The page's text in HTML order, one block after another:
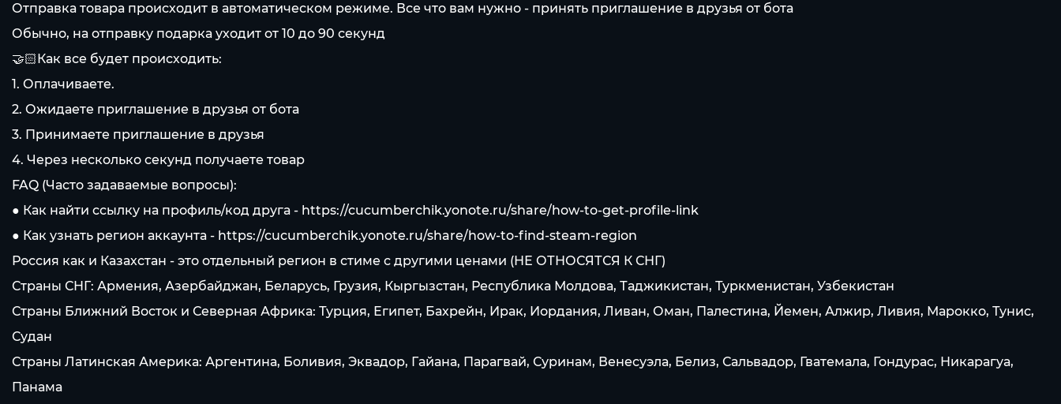
Отправка товара происходит в автоматическом режиме. Все что вам нужно - принять приглашение в друзья от бота
Обычно, на отправку подарка уходит от 10 до 90 секунд
🤝🏻Как все будет происходить:
1. Оплачиваете.
2. Ожидаете приглашение в друзья от бота
3. Принимаете приглашение в друзья
4. Через несколько секунд получаете товар
FAQ (Часто задаваемые вопросы):
● Как найти ссылку на профиль/код друга - https://cucumberchik.yonote.ru/share/how-to-get-profile-link
● Как узнать регион аккаунта - https://cucumberchik.yonote.ru/share/how-to-find-steam-region
Россия как и Казахстан - это отдельный регион в стиме c другими ценами (НЕ ОТНОСЯТСЯ К СНГ)
Страны СНГ: Армения, Азербайджан, Беларусь, Грузия, Кыргызстан, Республика Молдова, Таджикистан, Туркменистан, Узбекистан
Страны Ближний Восток и Северная Африка: Турция, Египет, Бахрейн, Ирак, Иордания, Ливан, Оман, Палестина, Йемен, Алжир, Ливия, Марокко, Тунис,
Судан
Страны Латинская Америка: Аргентина, Боливия, Эквадор, Гайана, Парагвай, Суринам, Венесуэла, Белиз, Сальвадор, Гватемала, Гондурас, Никарагуа,
Панама